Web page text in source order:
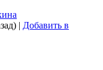
| Добавить в